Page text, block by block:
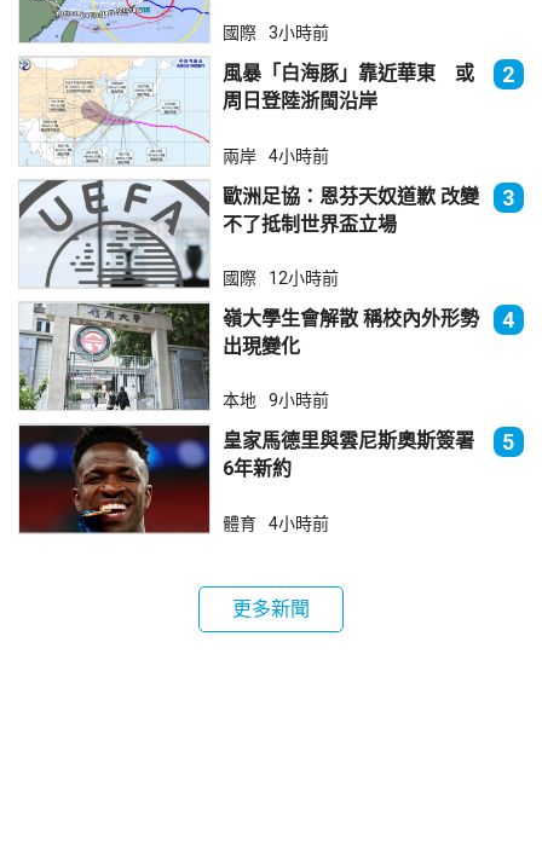
國際 3小時前
風暴「白海豚」靠近華東 或
周日登陸浙閩沿岸
2
兩岸 4小時前
歐洲足協：恩芬天奴道歉 改變
不了抵制世界盃立場
3
國際 12小時前
嶺大學生會解散 稱校內外形勢
出現變化
4
本地 9小時前
皇家馬德里與雲尼斯奧斯簽署
6年新約
5
體育 4小時前
更多新聞